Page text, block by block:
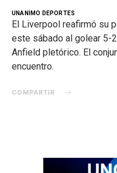
UNANIMO DEPORTES
El Liverpool reafirmó su
este sábado al golear 5-
Anfield pletórico. El
encuentro.
COMPARTIR